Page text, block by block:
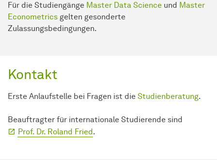
Für die Studiengänge Master Data Science und Master
Econometrics gelten gesonderte
Zulassungsbedingungen.
Kontakt
Erste Anlaufstelle bei Fragen ist die Studienberatung.
Beauftragter für internationale Studierende sind
Prof. Dr. Roland Fried.